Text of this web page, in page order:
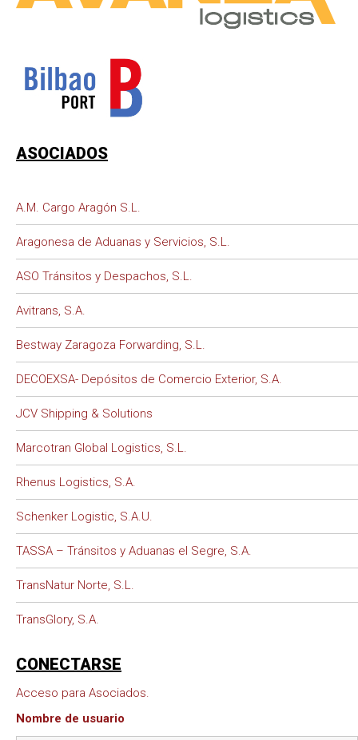
ASOCIADOS
A.M. Cargo Aragón S.L.
Aragonesa de Aduanas y Servicios, S.L.
ASO Tránsitos y Despachos, S.L.
Avitrans, S.A.
Bestway Zaragoza Forwarding, S.L.
DECOEXSA- Depósitos de Comercio Exterior, S.A.
JCV Shipping & Solutions
Marcotran Global Logistics, S.L.
Rhenus Logistics, S.A.
Schenker Logistic, S.A.U.
TASSA – Tránsitos y Aduanas el Segre, S.A.
TransNatur Norte, S.L.
TransGlory, S.A.
CONECTARSE
Acceso para Asociados.
Nombre de usuario